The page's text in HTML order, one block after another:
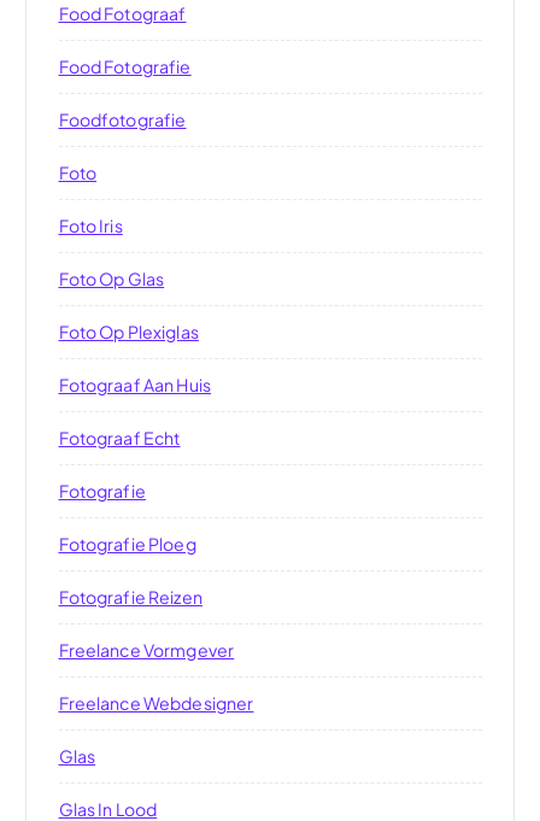
Food Fotograaf
Food Fotografie
Foodfotografie
Foto
Foto Iris
Foto Op Glas
Foto Op Plexiglas
Fotograaf Aan Huis
Fotograaf Echt
Fotografie
Fotografie Ploeg
Fotografie Reizen
Freelance Vormgever
Freelance Webdesigner
Glas
Glas In Lood